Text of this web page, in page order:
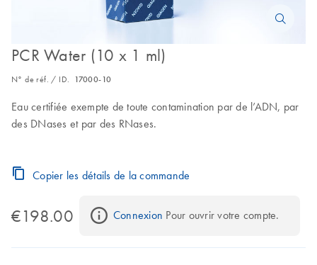
PCR Water (10 x 1 ml)
N° de réf. / ID. 17000-10
Eau certifiée exempte de toute contamination par de l’ADN, par
des DNases et par des RNases.
Copier les détails de la commande
€198.00 Connexion Pour ouvrir votre compte.